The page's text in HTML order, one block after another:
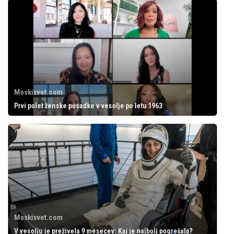
Moskisvet.com
Prvi polet ženske posadke v vesolje po letu 1963
Moskisvet.com
V vesolju je preživela 9 mesecev: Kaj je najbolj pogrešala?